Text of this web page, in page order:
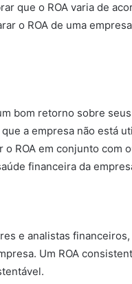
que o ROA varia de
o ROA de uma
bom retorno sobre
a empresa não está
ROA em conjunto com
financeira da
e analistas
Um ROA